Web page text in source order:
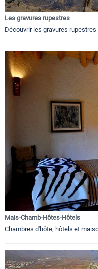
Les gravures rupestres
Découvrir les gravures
Mais-Chamb-Hôtes-Hôtels
Chambres d'hôte, hôtels et